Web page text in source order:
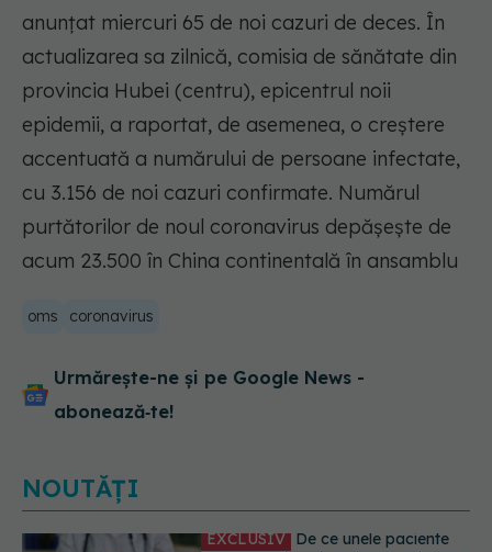
anunţat miercuri 65 de noi cazuri de deces. În
actualizarea sa zilnică, comisia de sănătate din
provincia Hubei (centru), epicentrul noii
epidemii, a raportat, de asemenea, o creştere
accentuată a numărului de persoane infectate,
cu 3.156 de noi cazuri confirmate. Numărul
purtătorilor de noul coronavirus depăşeşte de
acum 23.500 în China continentală în ansamblu
oms coronavirus
Urmărește-ne și pe Google News -
abonează‑te!
NOUTĂȚI